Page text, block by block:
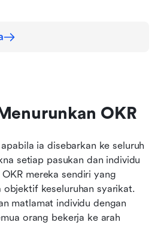
OKR
ia disebarkan ke seluruh
setiap pasukan dan individu
mereka sendiri yang
objektif keseluruhan syarikat.
matlamat individu dengan
orang bekerja ke arah